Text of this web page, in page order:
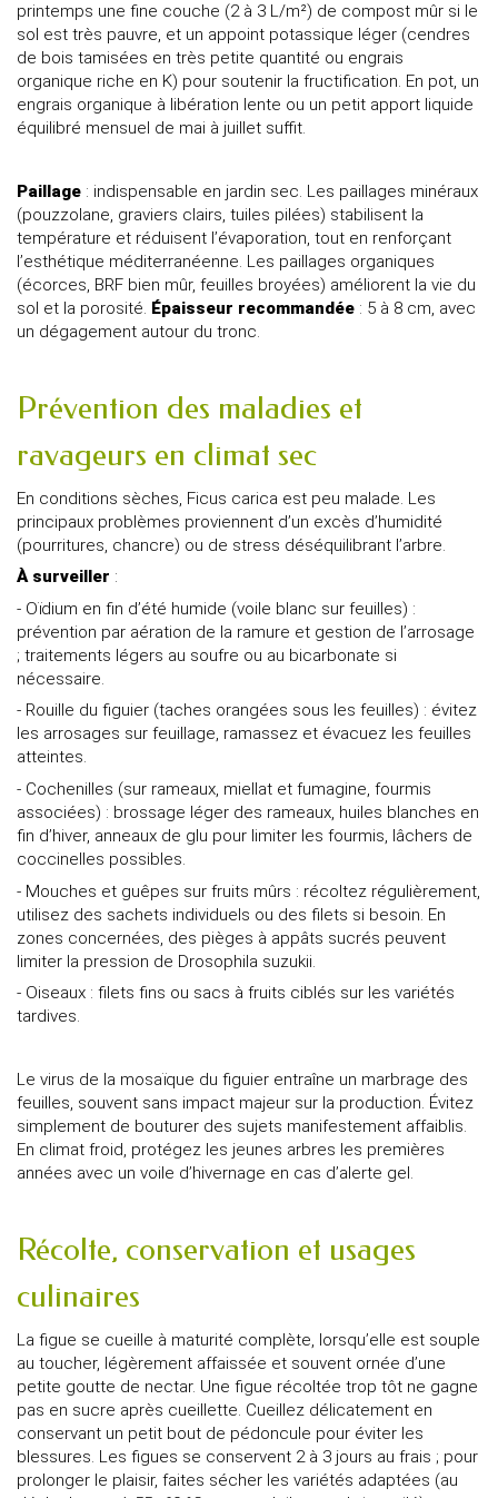
printemps une fine couche (2 à 3 L/m²) de compost mûr si le
sol est très pauvre, et un appoint potassique léger (cendres
de bois tamisées en très petite quantité ou engrais
organique riche en K) pour soutenir la fructification. En pot, un
engrais organique à libération lente ou un petit apport liquide
équilibré mensuel de mai à juillet suffit.
Paillage : indispensable en jardin sec. Les paillages minéraux
(pouzzolane, graviers clairs, tuiles pilées) stabilisent la
température et réduisent l’évaporation, tout en renforçant
l’esthétique méditerranéenne. Les paillages organiques
(écorces, BRF bien mûr, feuilles broyées) améliorent la vie du
sol et la porosité. Épaisseur recommandée : 5 à 8 cm, avec
un dégagement autour du tronc.
Prévention des maladies et
ravageurs en climat sec
En conditions sèches, Ficus carica est peu malade. Les
principaux problèmes proviennent d’un excès d’humidité
(pourritures, chancre) ou de stress déséquilibrant l’arbre.
À surveiller :
- Oïdium en fin d’été humide (voile blanc sur feuilles) :
prévention par aération de la ramure et gestion de l’arrosage
; traitements légers au soufre ou au bicarbonate si
nécessaire.
- Rouille du figuier (taches orangées sous les feuilles) : évitez
les arrosages sur feuillage, ramassez et évacuez les feuilles
atteintes.
- Cochenilles (sur rameaux, miellat et fumagine, fourmis
associées) : brossage léger des rameaux, huiles blanches en
fin d’hiver, anneaux de glu pour limiter les fourmis, lâchers de
coccinelles possibles.
- Mouches et guêpes sur fruits mûrs : récoltez régulièrement,
utilisez des sachets individuels ou des filets si besoin. En
zones concernées, des pièges à appâts sucrés peuvent
limiter la pression de Drosophila suzukii.
- Oiseaux : filets fins ou sacs à fruits ciblés sur les variétés
tardives.
Le virus de la mosaïque du figuier entraîne un marbrage des
feuilles, souvent sans impact majeur sur la production. Évitez
simplement de bouturer des sujets manifestement affaiblis.
En climat froid, protégez les jeunes arbres les premières
années avec un voile d’hivernage en cas d’alerte gel.
Récolte, conservation et usages
culinaires
La figue se cueille à maturité complète, lorsqu’elle est souple
au toucher, légèrement affaissée et souvent ornée d’une
petite goutte de nectar. Une figue récoltée trop tôt ne gagne
pas en sucre après cueillette. Cueillez délicatement en
conservant un petit bout de pédoncule pour éviter les
blessures. Les figues se conservent 2 à 3 jours au frais ; pour
prolonger le plaisir, faites sécher les variétés adaptées (au